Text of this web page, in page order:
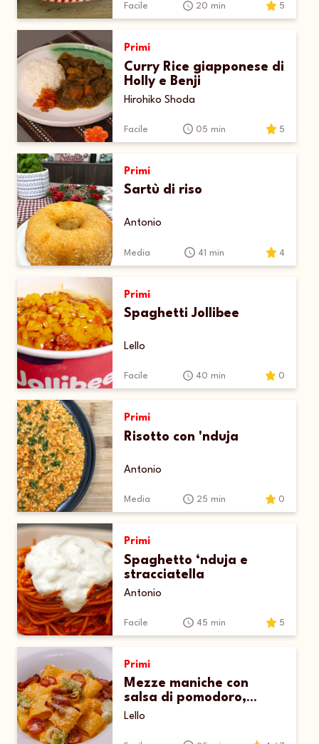
Facile 20 min 5
Primi
Curry Rice giapponese di
Holly e Benji
Hirohiko Shoda
Facile 05 min 5
Primi
Sartù di riso
Antonio
Media 41 min 4
Primi
Spaghetti Jollibee
Lello
Facile 40 min 0
Primi
Risotto con 'nduja
Antonio
Media 25 min 0
Primi
Spaghetto ‘nduja e
stracciatella
Antonio
Facile 45 min 5
Primi
Mezze maniche con
salsa di pomodoro,
porri, pomodori confit e
Lello